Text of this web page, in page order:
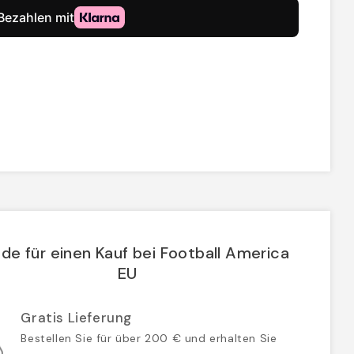
für einen Kauf bei Football America
EU
Gratis Lieferung
Bestellen Sie für über 200 € und erhalten Sie